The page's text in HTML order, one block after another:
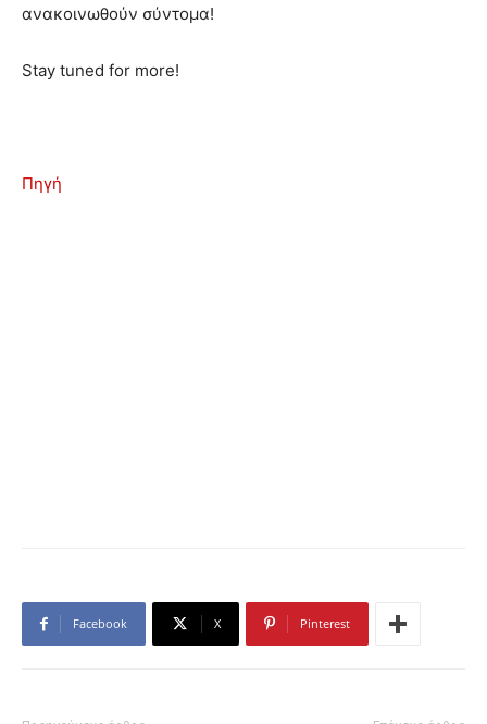
ανακοινωθούν σύντομα!
Stay tuned for more!
Πηγή
Facebook X Pinterest